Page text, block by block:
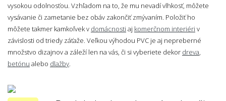
vysokou odolnosťou. Vzhľadom na to, že mu nevadí vlhkosť, môžete
vysávanie či zametanie bez obáv zakončiť zmývaním. Položiť ho
môžete takmer kamkoľvek v domácnosti aj komerčnom interiéri v
závislosti od triedy záťaže. Veľkou výhodou PVC je aj nepreberné
množstvo dizajnov a záleží len na vás, či si vyberiete dekor dreva
betónu alebo dlažby